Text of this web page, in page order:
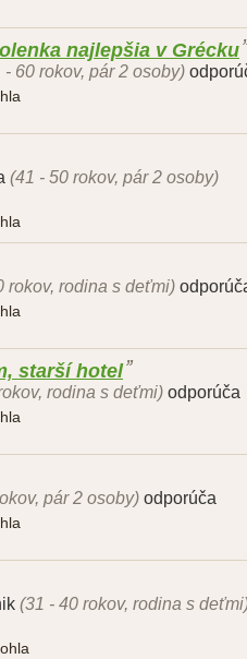
najlepšia v Grécku
- 60 rokov, pár 2 osoby)
(41 - 50 rokov, pár 2 osoby)
rokov, rodina s deťmi)
starší hotel
rodina s deťmi) odporúča
pár 2 osoby) odporúča
(31 - 40 rokov, rodina s